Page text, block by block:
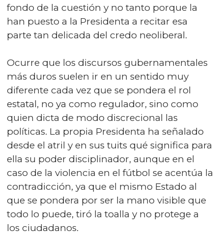
fondo de la cuestión y no tanto porque la
han puesto a la Presidenta a recitar esa
parte tan delicada del credo neoliberal.
Ocurre que los discursos gubernamentales
más duros suelen ir en un sentido muy
diferente cada vez que se pondera el rol
estatal, no ya como regulador, sino como
quien dicta de modo discrecional las
políticas. La propia Presidenta ha señalado
desde el atril y en sus tuits qué significa para
ella su poder disciplinador, aunque en el
caso de la violencia en el fútbol se acentúa la
contradicción, ya que el mismo Estado al
que se pondera por ser la mano visible que
todo lo puede, tiró la toalla y no protege a
los ciudadanos.